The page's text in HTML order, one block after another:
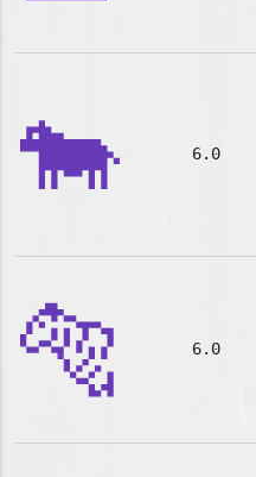
🐄 6.0
🐅 6.0